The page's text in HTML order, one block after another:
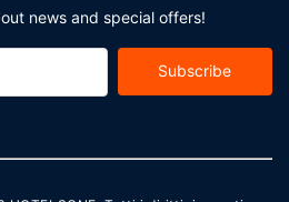
news and special offers!
Subscribe